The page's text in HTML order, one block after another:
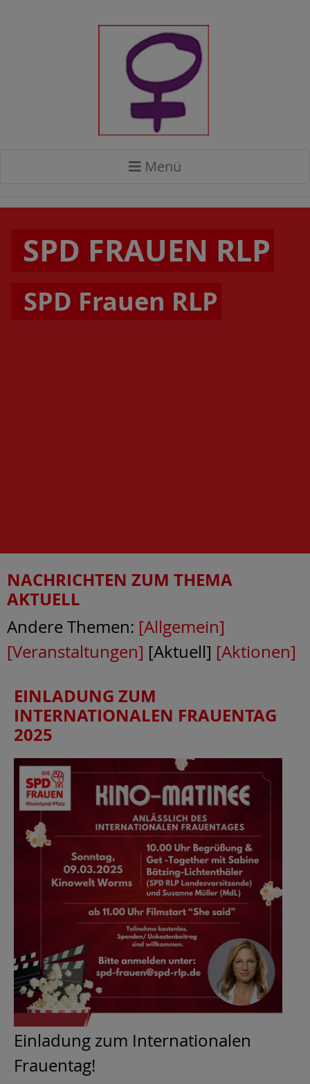
Menü
SPD FRAUEN RLP
SPD Frauen RLP
NACHRICHTEN ZUM THEMA
AKTUELL
Andere Themen: [Allgemein]
[Veranstaltungen] [Aktuell] [Aktionen]
EINLADUNG ZUM
INTERNATIONALEN FRAUENTAG
2025
Einladung zum Internationalen
Frauentag!